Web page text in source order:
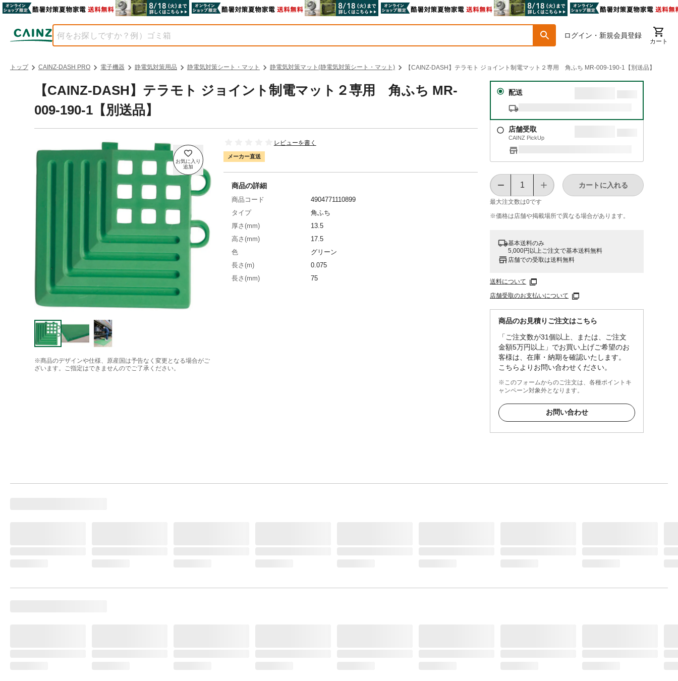
ログイン・新規会員登録
カート
トップ CAINZ-DASH PRO 電子機器 静電気対策用品 静電気対策シート・マット 静電気対策マット(静電気対策シート・マット) 【CAINZ-DASH】テラモト ジョイント制電マット２専用 角ふち MR-009-190-1【別送品】
【CAINZ-DASH】テラモト ジョイント制電マット２専用 角ふち MR-
009-190-1【別送品】
※商品のデザインや仕様、原産国は予告なく変更となる場合がご
ざいます。ご指定はできませんのでご了承ください。
レビューを書く
メーカー直送
配送
店舗受取
CAINZ PickUp
最大注文数は0です
カートに入れる
※価格は​店舗や​掲載場所で​異なる​場合が​あります。
基本送料のみ
5,000円以上ご注文で基本送料無料
店舗での受取は送料無料
送料について
店舗受取のお支払いについて
商品のお見積りご注文はこちら
「ご注文数が31個以上、または、ご注文
金額5万円以上」でお買い上げご希望のお
客様は、在庫・納期を確認いたします。
こちらよりお問い合わせください。
※このフォームからのご注文は、各種ポイントキ
ャンペーン対象外となります。
お問い合わせ
商品の詳細
商品コード
4904771110899
タイプ
角ふち
厚さ(mm)
13.5
高さ(mm)
17.5
色
グリーン
長さ(m)
0.075
長さ(mm)
75